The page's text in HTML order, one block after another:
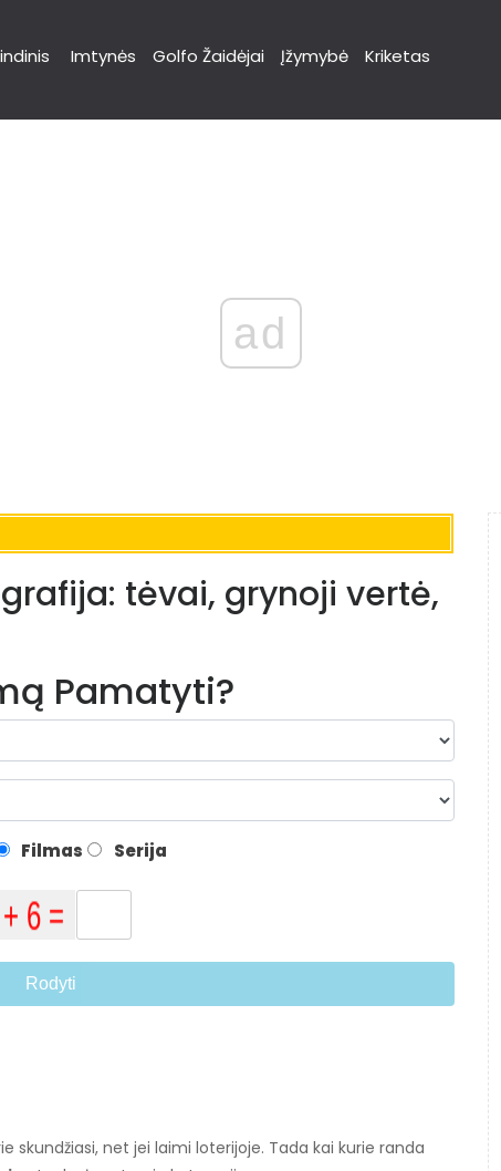
Imtynės Golfo Žaidėjai Įžymybė Kriketas
ad
tėvai, grynoji vertė,
Pamatyti?
Filmas Serija
Rodyti
skundžiasi, net jei laimi loterijoje. Tada kai kurie randa